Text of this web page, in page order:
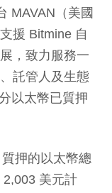
MAVAN（美國
援 Bitmine 自
，致力服務一
託管人及生態
以太幣已質押
押的以太幣總
美元計